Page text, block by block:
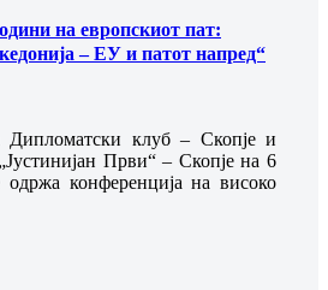
на европскиот пат:
– ЕУ и патот напред“
Дипломатски клуб – Скопје и
Први“ – Скопје на 6
конференција на високо